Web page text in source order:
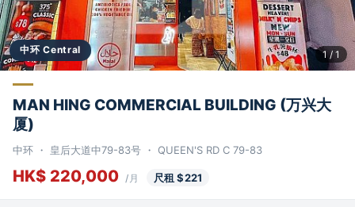
中环 Central 1 / 1
MAN HING COMMERCIAL BUILDING (万兴大
厦)
中环 ・ 皇后大道中79-83号 ・ QUEEN'S RD C 79-83
HK$ 220,000 /月 尺租 $221